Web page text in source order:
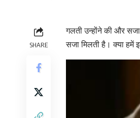
SHARE
गलती उन्होंने की और
सजा मिलती है। क्या